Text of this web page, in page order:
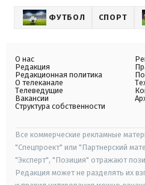
ФУТБОЛ СПОРТ
О нас
Редакция
Редакционная политика
О телеканале
Телеведущие
Вакансии
Структура собственности
Все коммерческие рекламные
"Спецпроект" или "Партнерский
"Эксперт", "Позиция" отражают
Редакция может не разделять их